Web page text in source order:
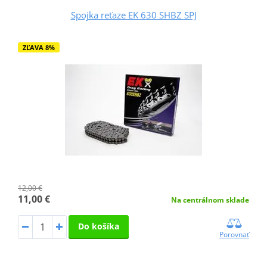
Spojka reťaze EK 630 SHBZ SPJ
ZĽAVA 8%
12,00 €
11,00 € Na centrálnom sklade
Do košíka
Porovnať